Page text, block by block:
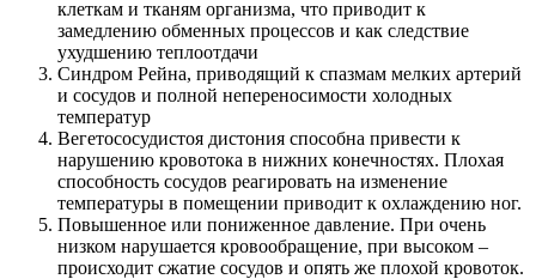
клеткам и тканям организма, что приводит к
замедлению обменных процессов и как следствие
ухудшению теплоотдачи
Синдром Рейна, приводящий к спазмам мелких артерий
и сосудов и полной непереносимости холодных
температур
Вегетососудистоя дистония способна привести к
нарушению кровотока в нижних конечностях. Плохая
способность сосудов реагировать на изменение
температуры в помещении приводит к охлаждению ног.
Повышенное или пониженное давление. При очень
низком нарушается кровообращение, при высоком –
происходит сжатие сосудов и опять же плохой кровоток.